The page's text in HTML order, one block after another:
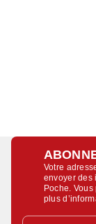
Votre
envoyer des
Poche.
plus